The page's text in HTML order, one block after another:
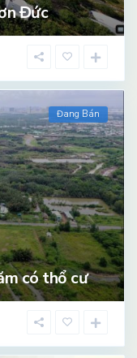
Đức
Đang Bán
có thổ cư